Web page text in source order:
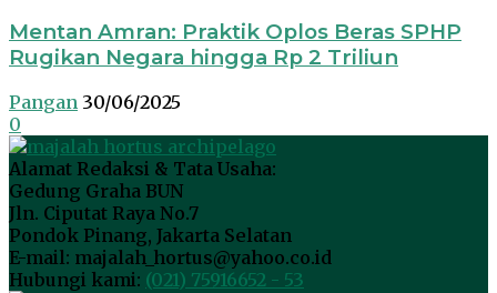
Mentan Amran: Praktik Oplos Beras SPHP
Rugikan Negara hingga Rp 2 Triliun
Pangan 30/06/2025
0
Alamat Redaksi & Tata Usaha:
Gedung Graha BUN
Jln. Ciputat Raya No.7
Pondok Pinang, Jakarta Selatan
E-mail: majalah_hortus@yahoo.co.id
Hubungi kami: (021) 75916652 - 53